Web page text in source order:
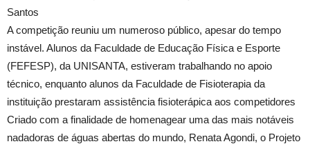
Santos
A competição reuniu um numeroso público, apesar do tempo
instável. Alunos da Faculdade de Educação Física e Esporte
(FEFESP), da UNISANTA, estiveram trabalhando no apoio
técnico, enquanto alunos da Faculdade de Fisioterapia da
instituição prestaram assistência fisioterápica aos competidores
Criado com a finalidade de homenagear uma das mais notáveis
nadadoras de águas abertas do mundo, Renata Agondi, o Projeto